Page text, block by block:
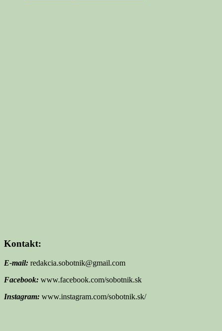
Kontakt:
E-mail: redakcia.sobotnik@gmail.com
Facebook: www.facebook.com/sobotnik.sk
Instagram: www.instagram.com/sobotnik.sk/